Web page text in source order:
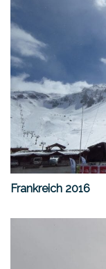
Frankreich 2016